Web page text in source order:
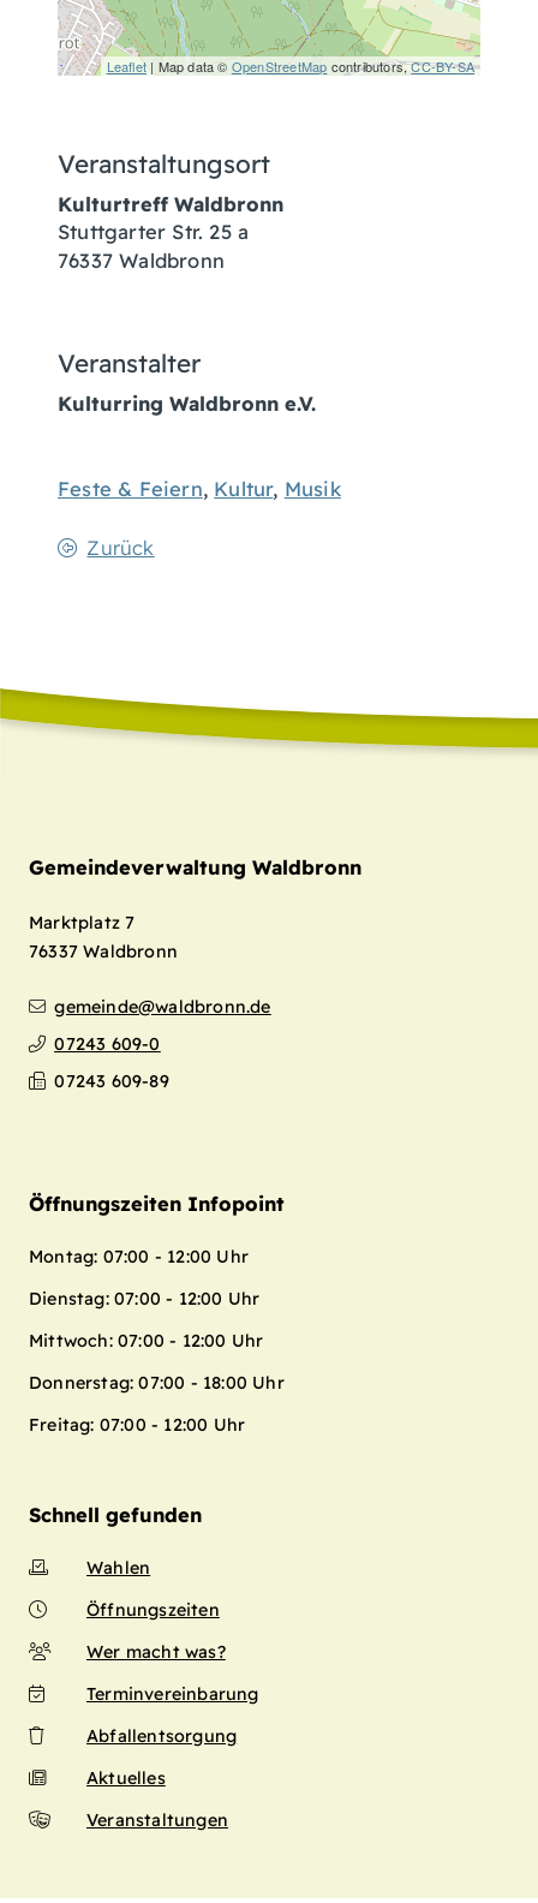
Leaflet| Map data © OpenStreetMap contributors,CC-BY-SA
Veranstaltungsort
Kulturtreff Waldbronn
Stuttgarter Str. 25 a
76337 Waldbronn
Veranstalter
Kulturring Waldbronn e.V.
Feste & Feiern, Kultur, Musik
Zurück
Gemeindeverwaltung Waldbronn
Marktplatz 7
76337 Waldbronn
gemeinde@waldbronn.de
07243 609-0
07243 609-89
Öffnungszeiten Infopoint
Montag: 07:00 - 12:00 Uhr
Dienstag: 07:00 - 12:00 Uhr
Mittwoch: 07:00 - 12:00 Uhr
Donnerstag: 07:00 - 18:00 Uhr
Freitag: 07:00 - 12:00 Uhr
Schnell gefunden
Wahlen
Öffnungszeiten
Wer macht was?
Terminvereinbarung
Abfallentsorgung
Aktuelles
Veranstaltungen